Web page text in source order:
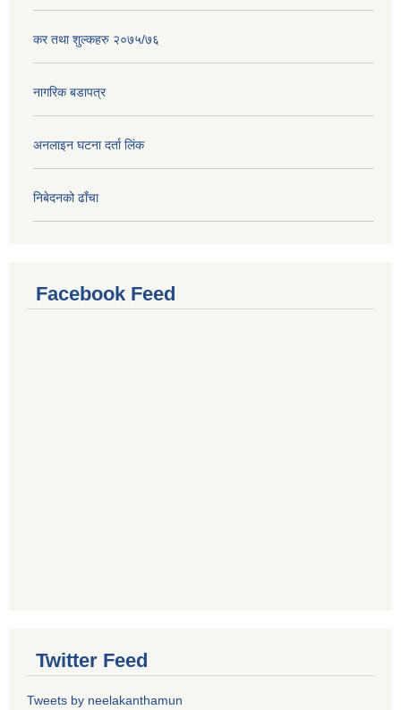
कर तथा शुल्कहरु २०७५/७६
नागरिक बडापत्र
अनलाइन घटना दर्ता लिंक
निबेदनको ढाँचा
Facebook Feed
Twitter Feed
Tweets by neelakanthamun